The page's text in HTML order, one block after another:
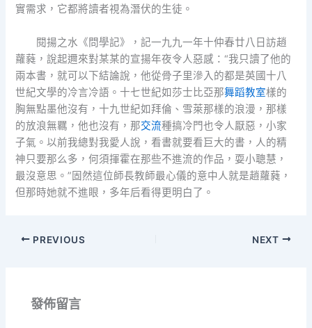
實需求，它都將讀者視為潛伏的生徒。
閱揚之水《問學記》，記一九九一年十仲春廿八日訪趙
蘿蕤，說起邇來對某某的宣揚年夜令人惡感：“我只讀了他的
兩本書，就可以下結論說，他從骨子里滲入的都是英國十八
世紀文學的冷言冷語。十七世紀如莎士比亞那舞蹈教室樣的
胸無點墨他沒有，十九世紀如拜倫、雪萊那樣的浪漫，那樣
的放浪無羈，他也沒有，那交流種搞冷門也令人厭惡，小家
子氣。以前我總對我愛人說，看書就要看巨大的書，人的精
神只要那么多，何須揮霍在那些不進流的作品，耍小聰慧，
最沒意思。”固然這位師長教師最心儀的意中人就是趙蘿蕤，
但那時她就不進眼，多年后看得更明白了。
PREVIOUS NEXT
發佈留言